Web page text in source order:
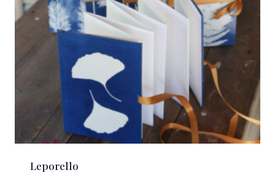
Leporello